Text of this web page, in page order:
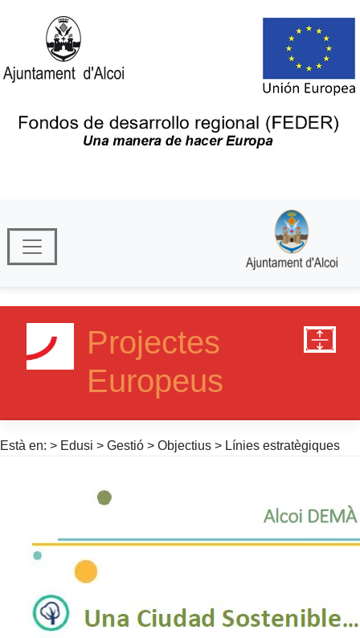
Projectes
Europeus
Està en: > Edusi > Gestió > Objectius > Línies estratègiques